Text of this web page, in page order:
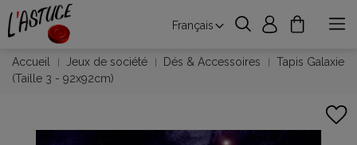
Français
Accueil Jeux de société Dés & Accessoires
Tapis Galaxie
(Taille 3 - 92x92cm)